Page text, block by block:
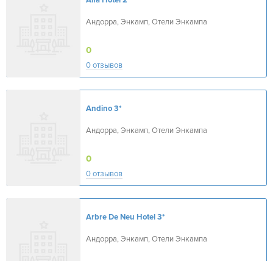
Андорра, Энкамп, Отели Энкампа
0
0 отзывов
Andino3*
Андорра, Энкамп, Отели Энкампа
0
0 отзывов
Arbre De Neu Hotel3*
Андорра, Энкамп, Отели Энкампа